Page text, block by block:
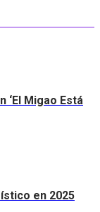
Migao Está
en 2025